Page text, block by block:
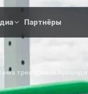
Партнёры
тренировок